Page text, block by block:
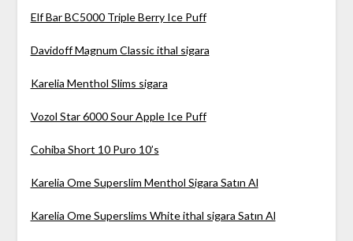
Elf Bar BC5000 Triple Berry Ice Puff
Davidoff Magnum Classic ithal sigara
Karelia Menthol Slims sigara
Vozol Star 6000 Sour Apple Ice Puff
Cohiba Short 10 Puro 10’s
Karelia Ome Superslim Menthol Sigara Satın Al
Karelia Ome Superslims White ithal sigara Satın Al